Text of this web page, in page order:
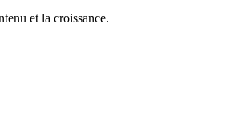
et la croissance.